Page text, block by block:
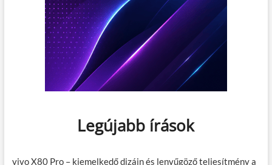
Legújabb írások
vivo X80 Pro – kiemelkedő dizájn és lenyűgöző teljesítmény a